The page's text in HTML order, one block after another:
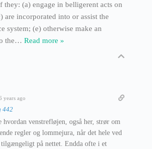
they: (a) engage in belligerent acts on
are incorporated into or assist the
system; (e) otherwise make an
the… Read more »
years ago
442
hvordan venstrefløjen, også her, strør om
regler og lommejura, når det hele ved
på nettet. Endda ofte i et